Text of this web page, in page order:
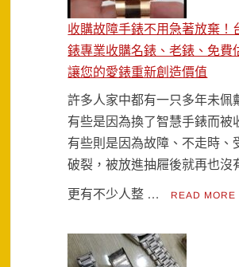
收購故障手錶不用急著放棄！
錶專業收購名錶、老錶、免費
讓您的愛錶重新創造價值
許多人家中都有一只多年未佩
有些是因為換了智慧手錶而被
有些則是因為故障、不走時、
破裂，被放進抽屜後就再也沒
更有不少人整 … READ MORE